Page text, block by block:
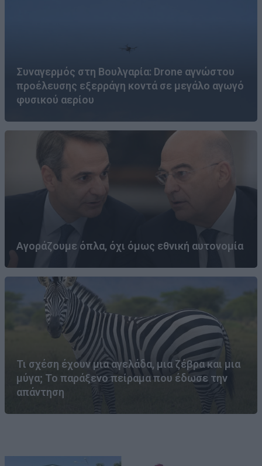
Συναγερμός στη Βουλγαρία: Drone αγνώστου
προέλευσης εξερράγη κοντά σε μεγάλο αγωγό
φυσικού αερίου
Αγοράζουμε όπλα, όχι όμως εθνική αυτονομία
Τι σχέση έχουν μια αγελάδα, μια ζέβρα και μια
μύγα; Το παράξενο πείραμα που έδωσε την
απάντηση